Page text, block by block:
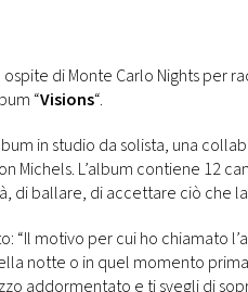
ospite di Monte Carlo Nights per
“Visions“.
in studio da solista, una
Michels. L’album contiene 12
di ballare, di accettare ciò che
“Il motivo per cui ho chiamato
notte o in quel momento prima
addormentato e ti svegli di